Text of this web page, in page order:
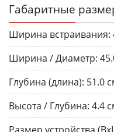
Габаритные
Ширина встраивания:
Ширина / Диаметр:
Глубина (длина): 51.0
Высота / Глубина: 4.4